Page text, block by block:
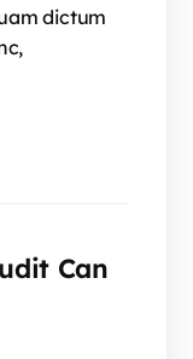
dictum
Can